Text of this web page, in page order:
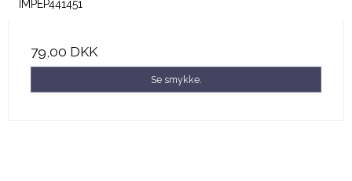
IMPEP441451
79,00 DKK
Se smykke.